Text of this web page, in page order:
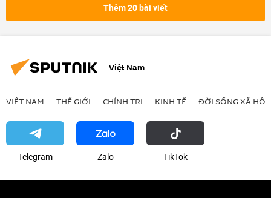
Thêm 20 bài viết
Việt Nam
VIỆT NAM THẾ GIỚI CHÍNH TRỊ KINH TẾ ĐỜI SỐNG XÃ HỘI
Telegram Zalo ТikТоk